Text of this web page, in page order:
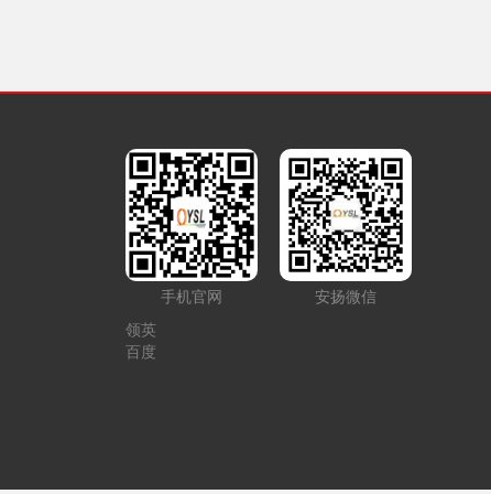
手机官网
安扬微信
领英
百度